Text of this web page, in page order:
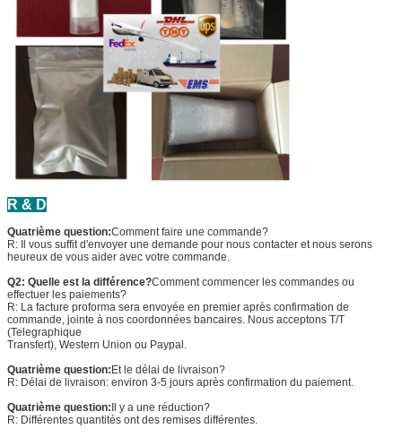
R & D
Quatrième question:Comment faire une commande?
R: Il vous suffit d'envoyer une demande pour nous contacter et nous serons
heureux de vous aider avec votre commande.
Q2: Quelle est la différence?Comment commencer les commandes ou
effectuer les paiements?
R: La facture proforma sera envoyée en premier après confirmation de
commande, jointe à nos coordonnées bancaires. Nous acceptons T/T
(Telegraphique
Transfert), Western Union ou Paypal.
Quatrième question:Et le délai de livraison?
R: Délai de livraison: environ 3-5 jours après confirmation du paiement.
Quatrième question:Il y a une réduction?
R: Différentes quantités ont des remises différentes.